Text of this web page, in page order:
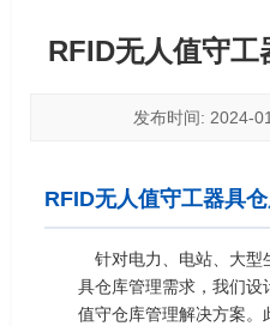
RFID无人值守
发布时间:
RFID无人值守工器具
针对电力、电站、大型
具仓库管理需求，我们设
值守仓库管理解决方案